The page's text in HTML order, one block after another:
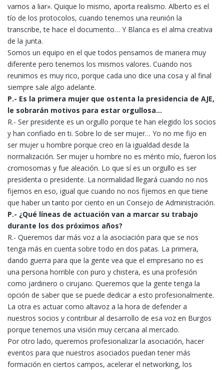
vamos a liar». Quique lo mismo, aporta realismo. Alberto es el
tío de los protocolos, cuando tenemos una reunión la
transcribe, te hace el documento… Y Blanca es el alma creativa
de la junta.
Somos un equipo en el que todos pensamos de manera muy
diferente pero tenemos los mismos valores. Cuando nos
reunimos es muy rico, porque cada uno dice una cosa y al final
siempre sale algo adelante.
P.- Es la primera mujer que ostenta la presidencia de AJE,
le sobrarán motivos para estar orgullosa…
R.- Ser presidente es un orgullo porque te han elegido los socios
y han confiado en ti. Sobre lo de ser mujer… Yo no me fijo en
ser mujer u hombre porque creo en la igualdad desde la
normalización. Ser mujer u hombre no es mérito mío, fueron los
cromosomas y fue aleación. Lo que sí es un orgullo es ser
presidenta o presidente. La normalidad llegará cuando no nos
fijemos en eso, igual que cuando no nos fijemos en que tiene
que haber un tanto por ciento en un Consejo de Administración.
P.- ¿Qué líneas de actuación van a marcar su trabajo
durante los dos próximos años?
R.- Queremos dar más voz a la asociación para que se nos
tenga más en cuenta sobre todo en dos patas. La primera,
dando guerra para que la gente vea que el empresario no es
una persona horrible con puro y chistera, es una profesión
como jardinero o cirujano. Queremos que la gente tenga la
opción de saber que se puede dedicar a esto profesionalmente.
La otra es actuar como altavoz a la hora de defender a
nuestros socios y contribuir al desarrollo de esa voz en Burgos
porque tenemos una visión muy cercana al mercado.
Por otro lado, queremos profesionalizar la asociación, hacer
eventos para que nuestros asociados puedan tener más
formación en ciertos campos, acelerar el networking, los